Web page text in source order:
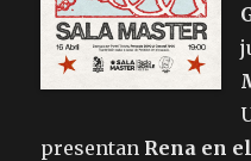
presentan Rena en